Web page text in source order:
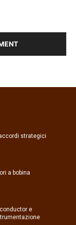
strategici
a bobina
e